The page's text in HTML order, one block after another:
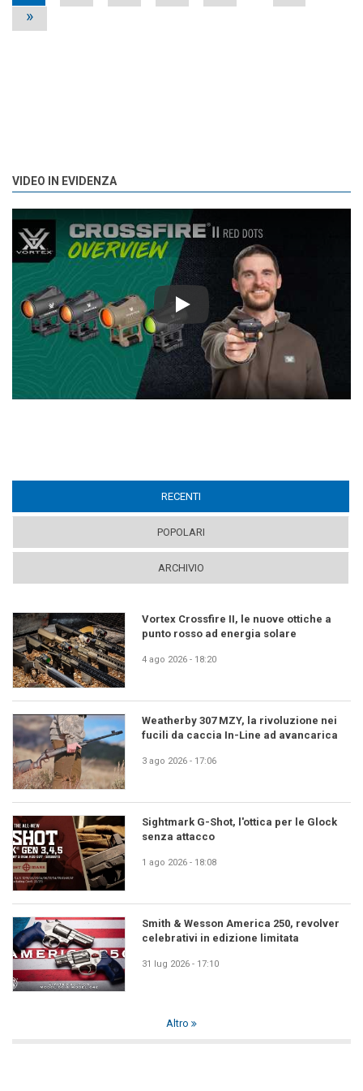
»
VIDEO IN EVIDENZA
Play
RECENTI
POPOLARI
ARCHIVIO
Vortex Crossfire II, le nuove ottiche a
punto rosso ad energia solare
4 ago 2026 - 18:20
Weatherby 307 MZY, la rivoluzione nei
fucili da caccia In-Line ad avancarica
3 ago 2026 - 17:06
Sightmark G-Shot, l'ottica per le Glock
senza attacco
1 ago 2026 - 18:08
Smith & Wesson America 250, revolver
celebrativi in edizione limitata
31 lug 2026 - 17:10
Altro